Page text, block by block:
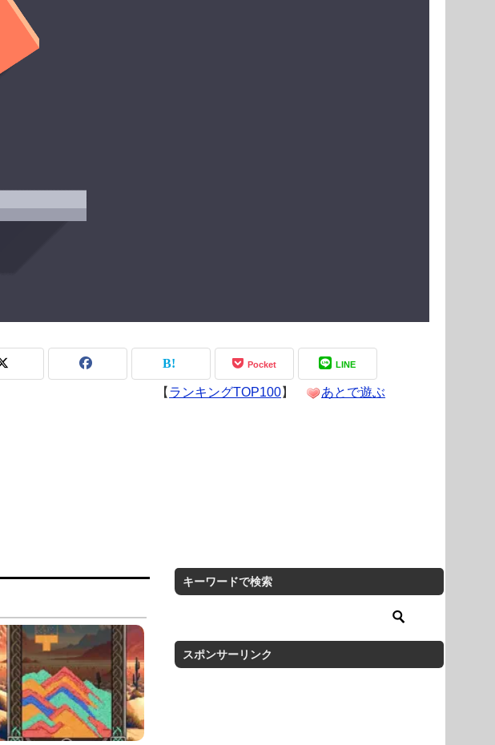
Pocket LINE
【 ランキングTOP100】 あとで遊ぶ
キーワードで検索
スポンサーリンク